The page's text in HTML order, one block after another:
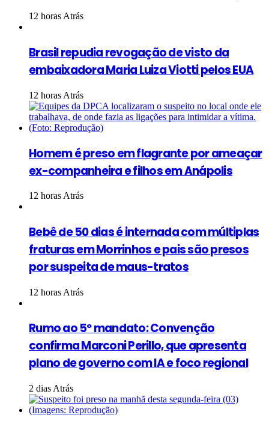
12 horas Atrás
Brasil repudia revogação de visto da
embaixadora Maria Luiza Viotti pelos EUA
12 horas Atrás
Homem é preso em flagrante por ameaçar
ex-companheira e filhos em Anápolis
12 horas Atrás
Bebê de 50 dias é internada com múltiplas
fraturas em Morrinhos e pais são presos
por suspeita de maus-tratos
12 horas Atrás
Rumo ao 5º mandato: Convenção
confirma Marconi Perillo, que apresenta
plano de governo com IA e foco regional
2 dias Atrás